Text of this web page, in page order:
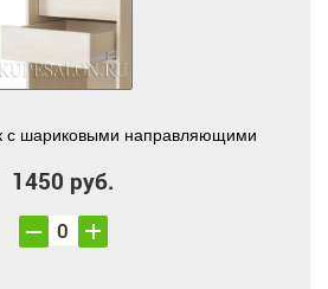
с шариковыми направляющими
1450 руб.